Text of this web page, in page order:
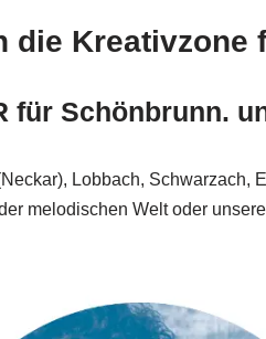
die Kreativzone
für Schönbrunn.
Lobbach,
melodischen Welt oder